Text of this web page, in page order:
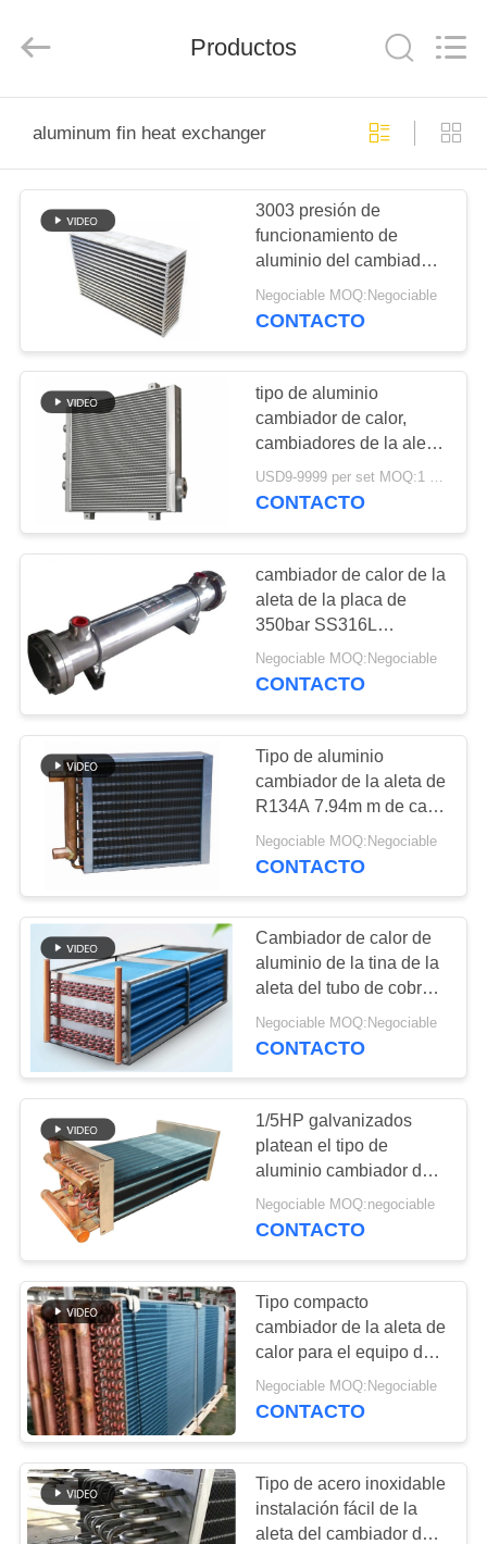
PRODUCTOS
SOBRE
NOSOTROS
VIAJE
DE
FÁBRICA
CONTROL
DE
CALIDAD
ÉNTRENOS
EN
CONTACTO
CON
NOTICIAS
CASOS
MAPA
DEL
SITIO
PRIVACY
POLICY
Refrigeration
Technology
Productos
aluminum fin heat exchanger
3003 presión de
funcionamiento de
aluminio del cambiador
de calor de la aleta de la
placa 26Bar
Negociable MOQ:Negociable
CONTACTO
tipo de aluminio
cambiador de calor,
cambiadores de la aleta
del compresor 4.5Mpa
de calor de vapor
USD9-9999 per set MOQ:1 PC
CONTACTO
cambiador de calor de la
aleta de la placa de
350bar SS316L
Gasketed para el
sistema de enfriamiento
Negociable MOQ:Negociable
CONTACTO
Tipo de aluminio
cambiador de la aleta de
R134A 7.94m m de calor
Capa del epóxido 1HP
Negociable MOQ:Negociable
CONTACTO
Cambiador de calor de
aluminio de la tina de la
aleta del tubo de cobre,
cambiador de calor
portátil casero de la CA
Negociable MOQ:Negociable
CONTACTO
1/5HP galvanizados
platean el tipo de
aluminio cambiador de
la aleta de calor para los
equipos de sequedad
Negociable MOQ:negociable
CONTACTO
Tipo compacto
cambiador de la aleta de
calor para el equipo de
refrigeración
comercial/industrial
Negociable MOQ:Negociable
CONTACTO
Tipo de acero inoxidable
instalación fácil de la
aleta del cambiador de